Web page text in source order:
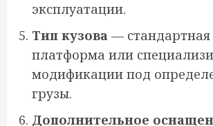
эксплуатации.
Тип кузова — стандартная
платформа или
модификации под
грузы.
Дополнительное